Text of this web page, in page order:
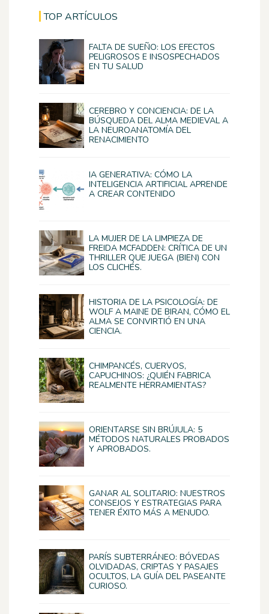
TOP ARTÍCULOS
FALTA DE SUEÑO: LOS EFECTOS
PELIGROSOS E INSOSPECHADOS
EN TU SALUD
CEREBRO Y CONCIENCIA: DE LA
BÚSQUEDA DEL ALMA MEDIEVAL A
LA NEUROANATOMÍA DEL
RENACIMIENTO
IA GENERATIVA: CÓMO LA
INTELIGENCIA ARTIFICIAL APRENDE
A CREAR CONTENIDO
LA MUJER DE LA LIMPIEZA DE
FREIDA MCFADDEN: CRÍTICA DE UN
THRILLER QUE JUEGA (BIEN) CON
LOS CLICHÉS.
HISTORIA DE LA PSICOLOGÍA: DE
WOLF A MAINE DE BIRAN, CÓMO EL
ALMA SE CONVIRTIÓ EN UNA
CIENCIA.
CHIMPANCÉS, CUERVOS,
CAPUCHINOS: ¿QUIÉN FABRICA
REALMENTE HERRAMIENTAS?
ORIENTARSE SIN BRÚJULA: 5
MÉTODOS NATURALES PROBADOS
Y APROBADOS.
GANAR AL SOLITARIO: NUESTROS
CONSEJOS Y ESTRATEGIAS PARA
TENER ÉXITO MÁS A MENUDO.
PARÍS SUBTERRÁNEO: BÓVEDAS
OLVIDADAS, CRIPTAS Y PASAJES
OCULTOS, LA GUÍA DEL PASEANTE
CURIOSO.